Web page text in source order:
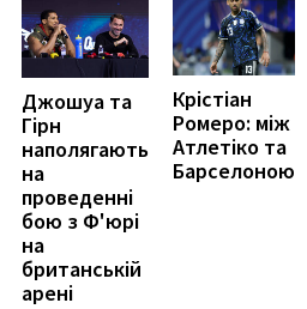
Джошуа та
Гірн
наполягають
на
проведенні
бою з Ф'юрі
на
британській
арені
Крістіан
Ромеро: між
Атлетіко та
Барселоною